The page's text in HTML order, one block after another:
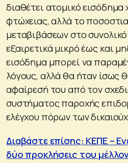
διαθέτει ατομικό
φτώχειας, αλλά το
μεταβιβάσεων στο
εξαιρετικά μικρό έως και
εισόδημα μπορεί να
λόγους, αλλά θα ήταν ίσως
αφαίρεσή του από τον
συστήματος παροχής
ελέγχου πόρων των
Διαβάστε επίσης: ΚΕΠΕ –
δύο προκλήσεις του